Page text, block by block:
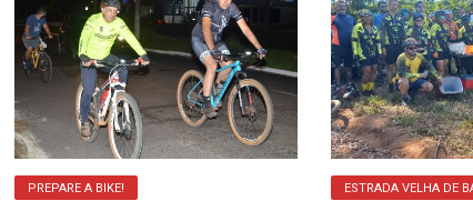
PREPARE A BIKE! ESTRADA VELHA DE